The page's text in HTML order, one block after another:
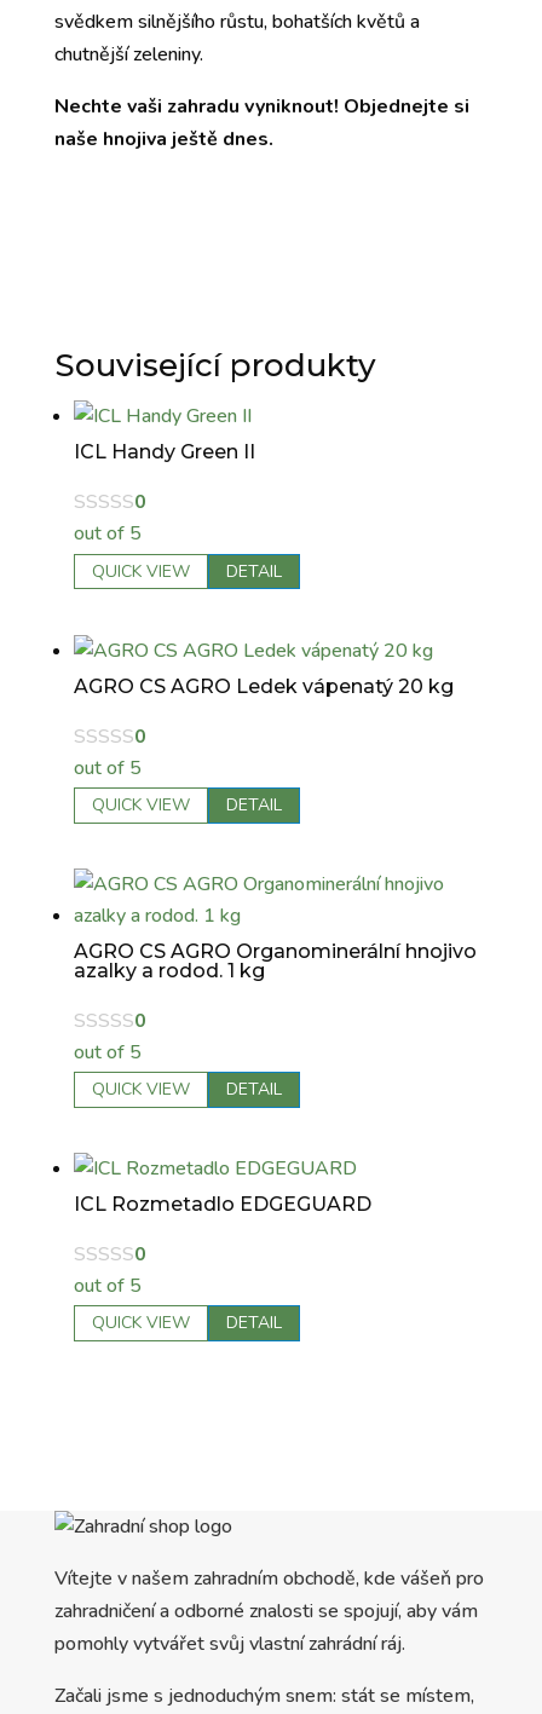
svědkem silnějšího růstu, bohatších květů a
chutnější zeleniny.
Nechte vaši zahradu vyniknout! Objednejte si
naše hnojiva ještě dnes.
Související produkty
ICL Handy Green II
0
out of 5
QUICK VIEW DETAIL
AGRO CS AGRO Ledek vápenatý 20 kg
0
out of 5
QUICK VIEW DETAIL
AGRO CS AGRO Organominerální hnojivo
azalky a rodod. 1 kg
0
out of 5
QUICK VIEW DETAIL
ICL Rozmetadlo EDGEGUARD
0
out of 5
QUICK VIEW DETAIL
Vítejte v našem zahradním obchodě, kde vášeň pro
zahradničení a odborné znalosti se spojují, aby vám
pomohly vytvářet svůj vlastní zahrádní ráj.
Začali jsme s jednoduchým snem: stát se místem,